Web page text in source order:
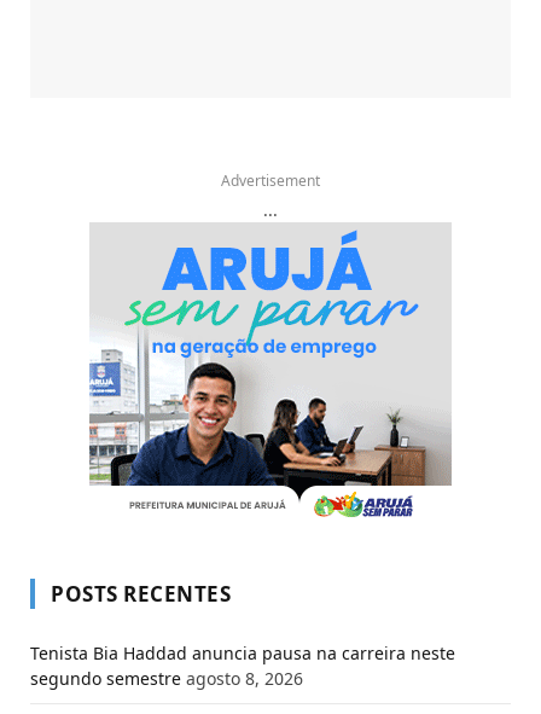
Advertisement
...
POSTS RECENTES
Tenista Bia Haddad anuncia pausa na carreira neste
segundo semestre agosto 8, 2026